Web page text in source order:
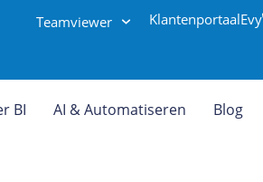
Teamviewer KlantenportaalEvy
BI AI & Automatiseren Blog